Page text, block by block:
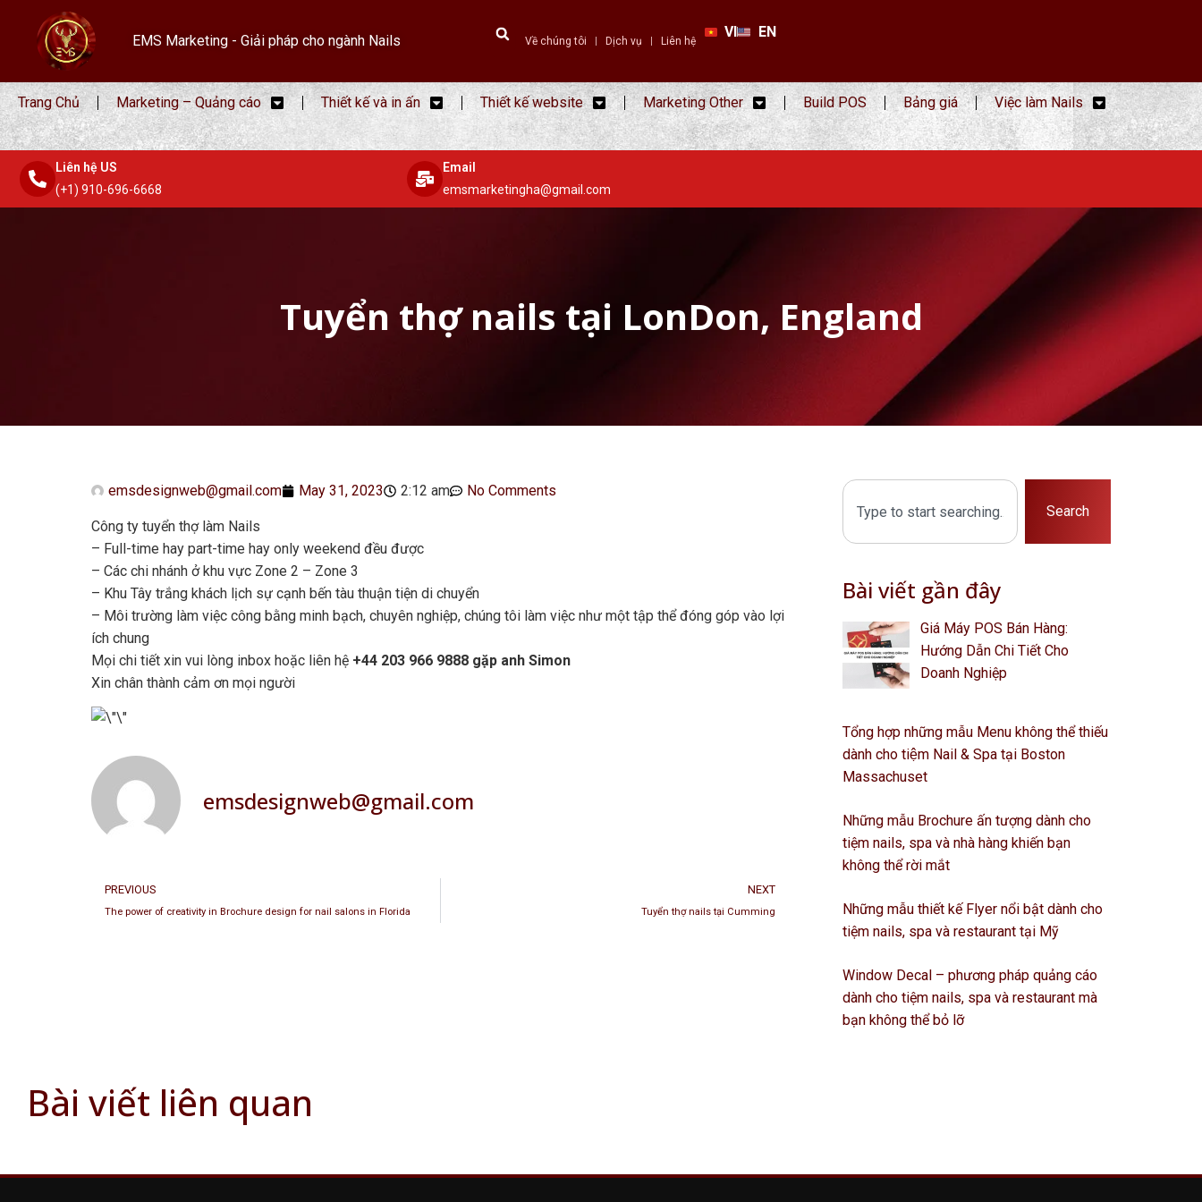
EMS Marketing - Giải pháp cho ngành Nails Về chúng tôi Dịch vụ Liên hệ
VI EN
Trang Chủ Marketing – Quảng cáo Thiết kế và in ấn Thiết kế website Marketing Other Build POS Bảng giá Việc làm Nails
Liên hệ US
(+1) 910-696-6668
Email
emsmarketingha@gmail.com
Tuyển thợ nails tại LonDon, England
emsdesignweb@gmail.com May 31, 2023 2:12 am No Comments
Công ty tuyển thợ làm Nails
– Full-time hay part-time hay only weekend đều được
– Các chi nhánh ở khu vực Zone 2 – Zone 3
– Khu Tây trắng khách lịch sự cạnh bến tàu thuận tiện di chuyển
– Môi trường làm việc công bằng minh bạch, chuyên nghiệp, chúng tôi làm việc như một tập thể đóng góp vào lợi
ích chung
Mọi chi tiết xin vui lòng inbox hoặc liên hệ +44 203 966 9888 gặp anh Simon
Xin chân thành cảm ơn mọi người
emsdesignweb@gmail.com
PREVIOUS
The power of creativity in Brochure design for nail salons in Florida
NEXT
Tuyển thợ nails tại Cumming
Search
Bài viết gần đây
Giá Máy POS Bán Hàng:
Hướng Dẫn Chi Tiết Cho
Doanh Nghiệp
Tổng hợp những mẫu Menu không thể thiếu
dành cho tiệm Nail & Spa tại Boston
Massachuset
Những mẫu Brochure ấn tượng dành cho
tiệm nails, spa và nhà hàng khiến bạn
không thể rời mắt
Những mẫu thiết kế Flyer nổi bật dành cho
tiệm nails, spa và restaurant tại Mỹ
Window Decal – phương pháp quảng cáo
dành cho tiệm nails, spa và restaurant mà
bạn không thể bỏ lỡ
Bài viết liên quan